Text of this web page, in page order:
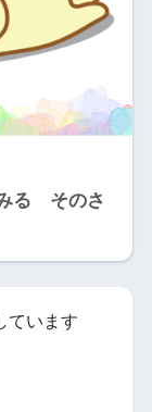
る そのさ
ています